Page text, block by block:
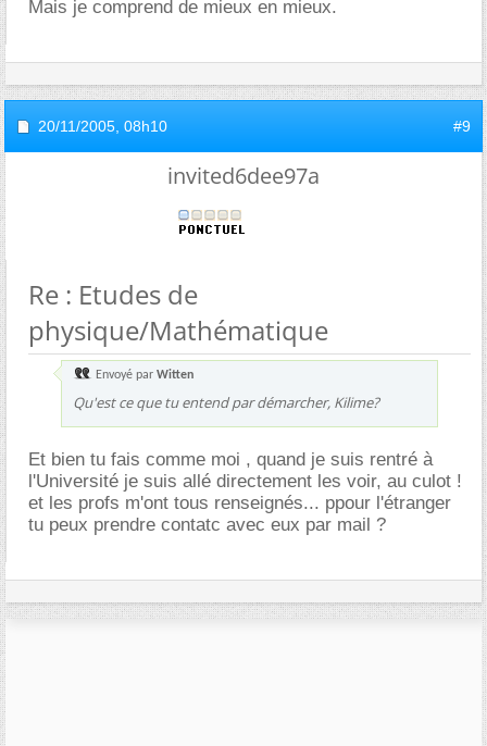
Mais je comprend de mieux en mieux.
20/11/2005, 08h10 #9
invited6dee97a
Re : Etudes de
physique/Mathématique
Envoyé par Witten
Qu'est ce que tu entend par démarcher, Kilime?
Et bien tu fais comme moi , quand je suis rentré à
l'Université je suis allé directement les voir, au culot !
et les profs m'ont tous renseignés... ppour l'étranger
tu peux prendre contatc avec eux par mail ?